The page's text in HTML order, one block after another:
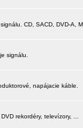
CD, SACD, DVD-A,
signálu.
napájacie káble.
rekordéry, televízory, ...